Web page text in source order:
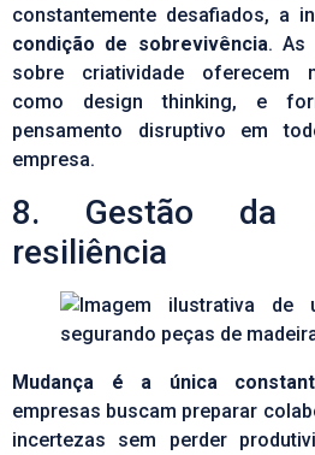
constantemente desafiados, a
condição de sobrevivência. As
sobre criatividade oferecem
como design thinking, e
pensamento disruptivo em
empresa.
8. Gestão da
resiliência
Mudança é a única
empresas buscam preparar
incertezas sem perder